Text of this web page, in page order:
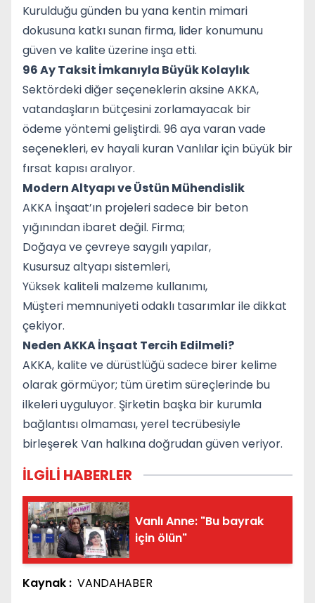
Kurulduğu günden bu yana kentin mimari
dokusuna katkı sunan firma, lider konumunu
güven ve kalite üzerine inşa etti.
96 Ay Taksit İmkanıyla Büyük Kolaylık
Sektördeki diğer seçeneklerin aksine AKKA,
vatandaşların bütçesini zorlamayacak bir
ödeme yöntemi geliştirdi. 96 aya varan vade
seçenekleri, ev hayali kuran Vanlılar için büyük bir
fırsat kapısı aralıyor.
Modern Altyapı ve Üstün Mühendislik
AKKA İnşaat’ın projeleri sadece bir beton
yığınından ibaret değil. Firma;
Doğaya ve çevreye saygılı yapılar,
Kusursuz altyapı sistemleri,
Yüksek kaliteli malzeme kullanımı,
Müşteri memnuniyeti odaklı tasarımlar ile dikkat
çekiyor.
Neden AKKA İnşaat Tercih Edilmeli?
AKKA, kalite ve dürüstlüğü sadece birer kelime
olarak görmüyor; tüm üretim süreçlerinde bu
ilkeleri uyguluyor. Şirketin başka bir kurumla
bağlantısı olmaması, yerel tecrübesiyle
birleşerek Van halkına doğrudan güven veriyor.
İLGİLİ HABERLER
Vanlı Anne: "Bu bayrak
için ölün"
Kaynak : VANDAHABER